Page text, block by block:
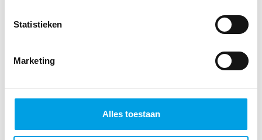
Statistieken
Marketing
Alles toestaan
LEES MEER